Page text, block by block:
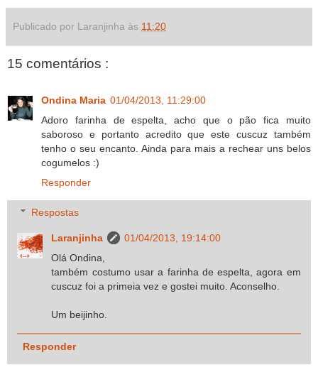
Publicado por Laranjinha às 11:20
15 comentários :
Ondina Maria 01/04/2013, 11:29:00
Adoro farinha de espelta, acho que o pão fica muito
saboroso e portanto acredito que este cuscuz também
tenho o seu encanto. Ainda para mais a rechear uns belos
cogumelos :)
Responder
Respostas
Laranjinha
01/04/2013, 19:14:00
Olá Ondina,
também costumo usar a farinha de espelta, agora em
cuscuz foi a primeia vez e gostei muito. Aconselho.
Um beijinho.
Responder